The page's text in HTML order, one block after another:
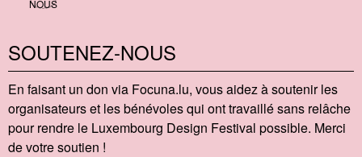
NOUS
SOUTENEZ-NOUS
En faisant un don via Focu​na​.lu, vous aidez à soutenir les
organisateurs et les bénévoles qui ont travaillé sans relâche
pour rendre le Luxembourg Design Festival possible. Merci
de votre soutien !